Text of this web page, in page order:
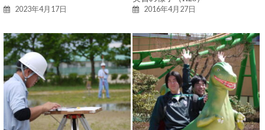
2023年4月17日 2016年4月27日